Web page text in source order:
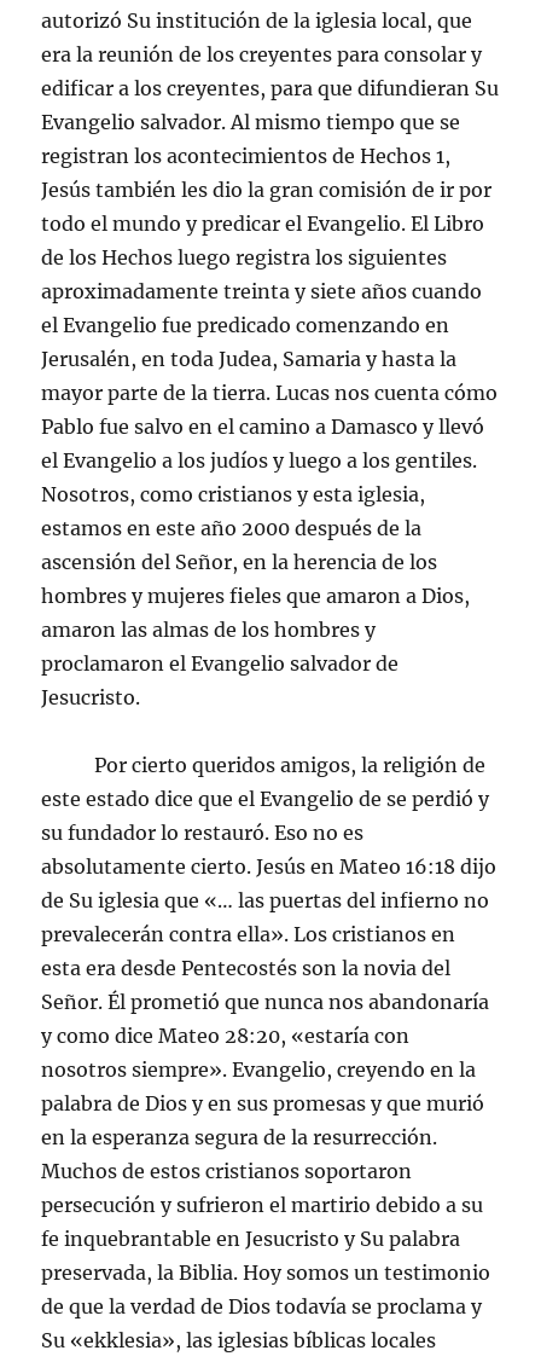
autorizó Su institución de la iglesia local, que
era la reunión de los creyentes para consolar y
edificar a los creyentes, para que difundieran Su
Evangelio salvador. Al mismo tiempo que se
registran los acontecimientos de Hechos 1,
Jesús también les dio la gran comisión de ir por
todo el mundo y predicar el Evangelio. El Libro
de los Hechos luego registra los siguientes
aproximadamente treinta y siete años cuando
el Evangelio fue predicado comenzando en
Jerusalén, en toda Judea, Samaria y hasta la
mayor parte de la tierra. Lucas nos cuenta cómo
Pablo fue salvo en el camino a Damasco y llevó
el Evangelio a los judíos y luego a los gentiles.
Nosotros, como cristianos y esta iglesia,
estamos en este año 2000 después de la
ascensión del Señor, en la herencia de los
hombres y mujeres fieles que amaron a Dios,
amaron las almas de los hombres y
proclamaron el Evangelio salvador de
Jesucristo.
Por cierto queridos amigos, la religión de
este estado dice que el Evangelio de se perdió y
su fundador lo restauró. Eso no es
absolutamente cierto. Jesús en Mateo 16:18 dijo
de Su iglesia que «… las puertas del infierno no
prevalecerán contra ella». Los cristianos en
esta era desde Pentecostés son la novia del
Señor. Él prometió que nunca nos abandonaría
y como dice Mateo 28:20, «estaría con
nosotros siempre». Evangelio, creyendo en la
palabra de Dios y en sus promesas y que murió
en la esperanza segura de la resurrección.
Muchos de estos cristianos soportaron
persecución y sufrieron el martirio debido a su
fe inquebrantable en Jesucristo y Su palabra
preservada, la Biblia. Hoy somos un testimonio
de que la verdad de Dios todavía se proclama y
Su «ekklesia», las iglesias bíblicas locales